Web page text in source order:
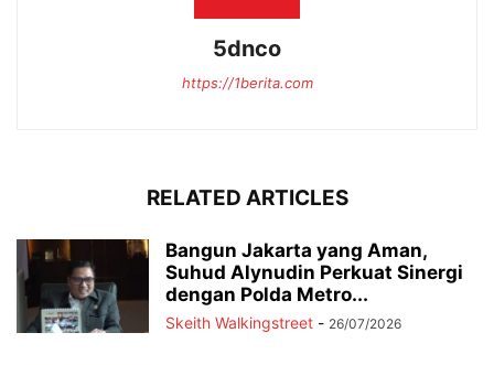
5dnco
https://1berita.com
RELATED ARTICLES
Bangun Jakarta yang Aman,
Suhud Alynudin Perkuat Sinergi
dengan Polda Metro...
Skeith Walkingstreet - 26/07/2026